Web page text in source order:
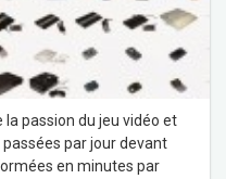
passion du jeu vidéo et
par jour devant
en minutes par